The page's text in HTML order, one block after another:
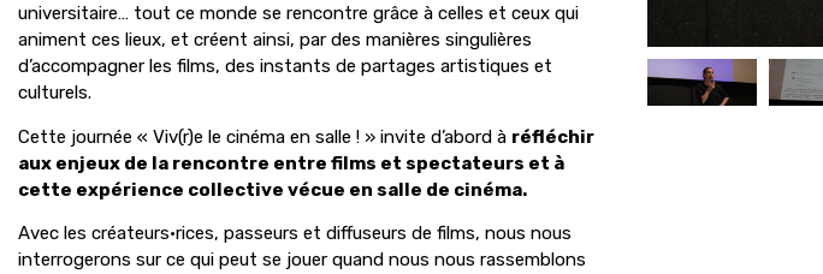
universitaire… tout ce monde se rencontre grâce à celles et ceux qui
animent ces lieux, et créent ainsi, par des manières singulières
d’accompagner les films, des instants de partages artistiques et
culturels.
Cette journée « Viv(r)e le cinéma en salle ! » invite d’abord à réfléchir
aux enjeux de la rencontre entre films et spectateurs et à
cette expérience collective vécue en salle de cinéma.
Avec les créateurs·rices, passeurs et diffuseurs de films, nous nous
interrogerons sur ce qui peut se jouer quand nous nous rassemblons